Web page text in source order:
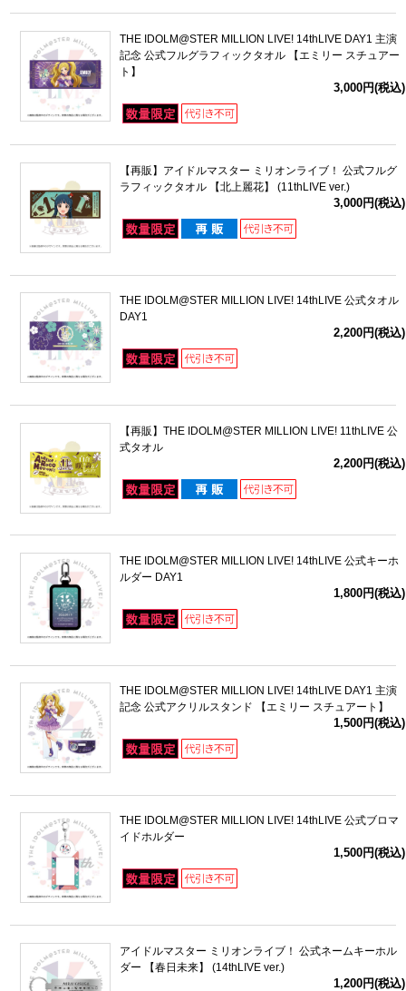
THE IDOLM@STER MILLION LIVE! 14thLIVE DAY1 主演
記念 公式フルグラフィックタオル 【エミリー スチュアー
ト】
3,000円(税込)
【再販】アイドルマスター ミリオンライブ！ 公式フルグ
ラフィックタオル 【北上麗花】 (11thLIVE ver.)
3,000円(税込)
THE IDOLM@STER MILLION LIVE! 14thLIVE 公式タオル
DAY1
2,200円(税込)
【再販】THE IDOLM@STER MILLION LIVE! 11thLIVE 公
式タオル
2,200円(税込)
THE IDOLM@STER MILLION LIVE! 14thLIVE 公式キーホ
ルダー DAY1
1,800円(税込)
THE IDOLM@STER MILLION LIVE! 14thLIVE DAY1 主演
記念 公式アクリルスタンド 【エミリー スチュアート】
1,500円(税込)
THE IDOLM@STER MILLION LIVE! 14thLIVE 公式ブロマ
イドホルダー
1,500円(税込)
アイドルマスター ミリオンライブ！ 公式ネームキーホル
ダー 【春日未来】 (14thLIVE ver.)
1,200円(税込)